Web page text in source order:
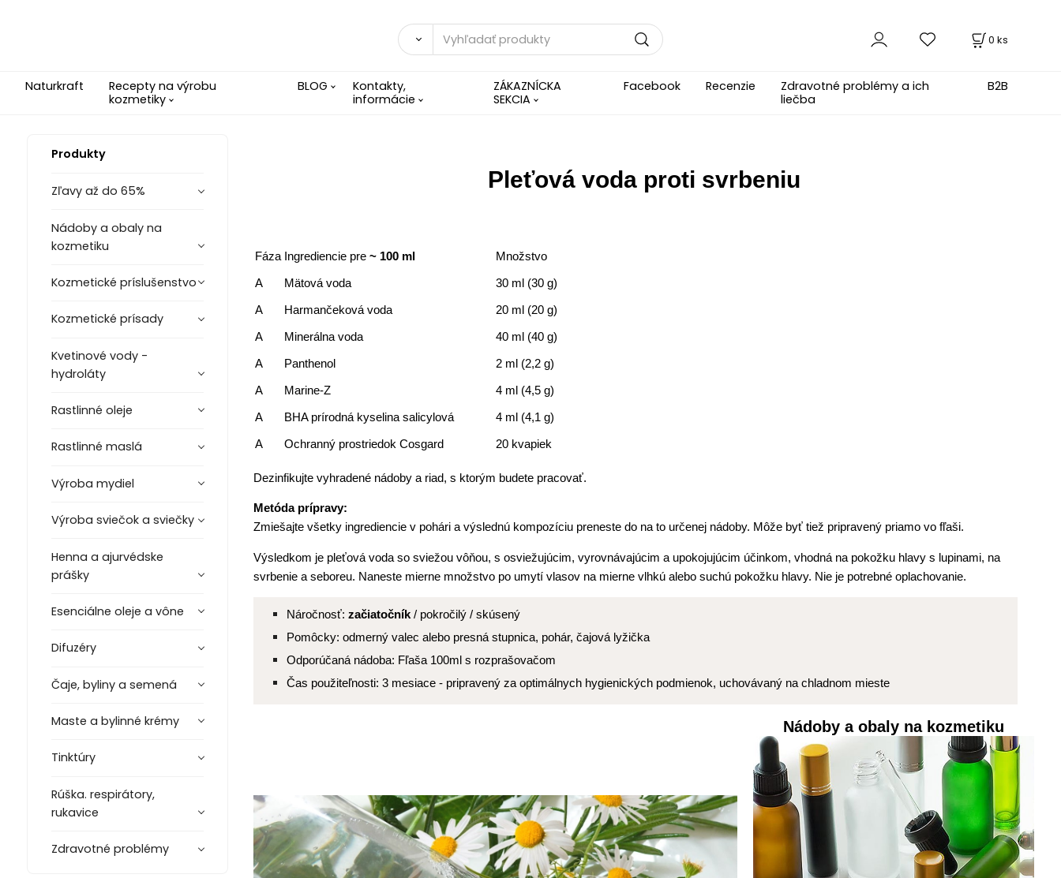
0 ks
Naturkraft
Recepty na výrobu
kozmetiky
BLOG
Kontakty,
informácie
ZÁKAZNÍCKA
SEKCIA
Facebook Recenzie
Zdravotné problémy a ich
liečba
B2B
Produkty
Zľavy až do 65%
Nádoby a obaly na
kozmetiku
Kozmetické príslušenstvo
Kozmetické prísady
Kvetinové vody -
hydroláty
Rastlinné oleje
Rastlinné maslá
Výroba mydiel
Výroba sviečok a sviečky
Henna a ajurvédske
prášky
Esenciálne oleje a vône
Difuzéry
Čaje, byliny a semená
Maste a bylinné krémy
Tinktúry
Rúška. respirátory,
rukavice
Zdravotné problémy
Pleťová voda proti svrbeniu
Fáza Ingrediencie pre ~ 100 ml
Množstvo
A
Mätová voda
30 ml (30 g)
A
Harmančeková voda
20 ml (20 g)
A
Minerálna voda
40 ml (40 g)
A
Panthenol
2 ml (2,2 g)
A
Marine-Z
4 ml (4,5 g)
A
BHA prírodná kyselina salicylová
4 ml (4,1 g)
A
Ochranný prostriedok Cosgard 20 kvapiek
Dezinfikujte vyhradené nádoby a riad, s ktorým budete pracovať.
Metóda prípravy:
Zmiešajte všetky ingrediencie v pohári a výslednú kompozíciu preneste do na to určenej nádoby. Môže byť tiež pripravený priamo vo fľaši.
Výsledkom je pleťová voda so sviežou vôňou, s osviežujúcim, vyrovnávajúcim a upokojujúcim účinkom, vhodná na pokožku hlavy s lupinami, na
svrbenie a seboreu. Naneste mierne množstvo po umytí vlasov na mierne vlhkú alebo suchú pokožku hlavy. Nie je potrebné oplachovanie.
Náročnosť: začiatočník/ pokročilý / skúsený
Pomôcky: odmerný valec alebo presná stupnica, pohár, čajová lyžička
Odporúčaná nádoba: Fľaša 100ml s rozprašovačom
Čas použiteľnosti: 3 mesiace - pripravený za optimálnych hygienických podmienok, uchovávaný na chladnom mieste
Nádoby a obaly na kozmetiku